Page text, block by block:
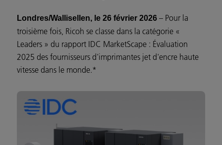
Londres/Wallisellen, le 26 février 2026 – Pour la
troisième fois, Ricoh se classe dans la catégorie «
Leaders » du rapport IDC MarketScape : Évaluation
2025 des fournisseurs d'imprimantes jet d'encre haute
vitesse dans le monde.*